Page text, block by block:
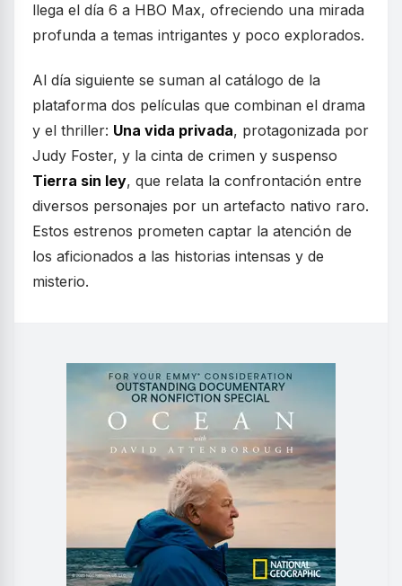
llega el día 6 a HBO Max, ofreciendo una mirada
profunda a temas intrigantes y poco explorados.
Al día siguiente se suman al catálogo de la
plataforma dos películas que combinan el drama
y el thriller: Una vida privada, protagonizada por
Judy Foster, y la cinta de crimen y suspenso
Tierra sin ley, que relata la confrontación entre
diversos personajes por un artefacto nativo raro.
Estos estrenos prometen captar la atención de
los aficionados a las historias intensas y de
misterio.